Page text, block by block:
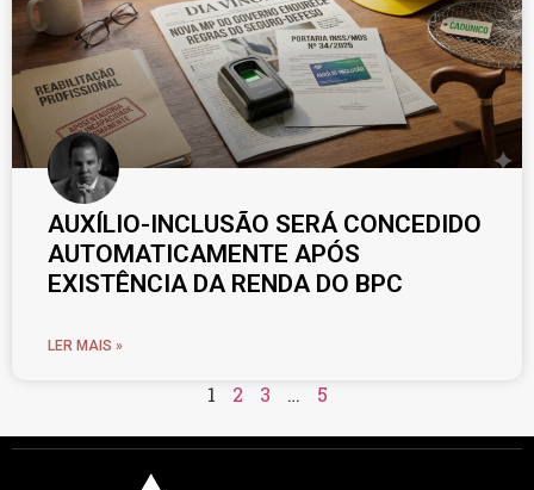
AUXÍLIO-INCLUSÃO SERÁ CONCEDIDO
AUTOMATICAMENTE APÓS
EXISTÊNCIA DA RENDA DO BPC
LER MAIS »
1 2 3 … 5